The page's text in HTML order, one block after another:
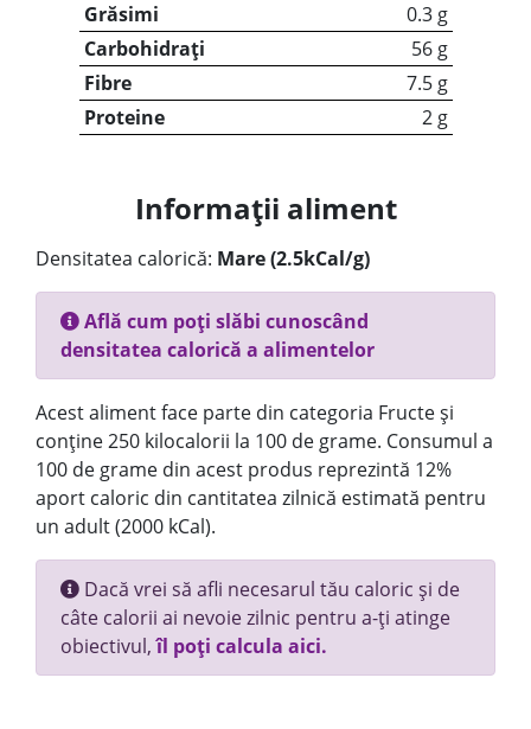
Grăsimi
0.3 g
Carbohidrați
56 g
Fibre
7.5 g
Proteine
2 g
Informații aliment
Densitatea calorică: Mare (2.5kCal/g)
Află cum poți slăbi cunoscând
densitatea calorică a alimentelor
Acest aliment face parte din categoria Fructe și
conține 250 kilocalorii la 100 de grame. Consumul a
100 de grame din acest produs reprezintă 12%
aport caloric din cantitatea zilnică estimată pentru
un adult (2000 kCal).
Dacă vrei să afli necesarul tău caloric și de
câte calorii ai nevoie zilnic pentru a-ți atinge
obiectivul,îl poți calcula aici.